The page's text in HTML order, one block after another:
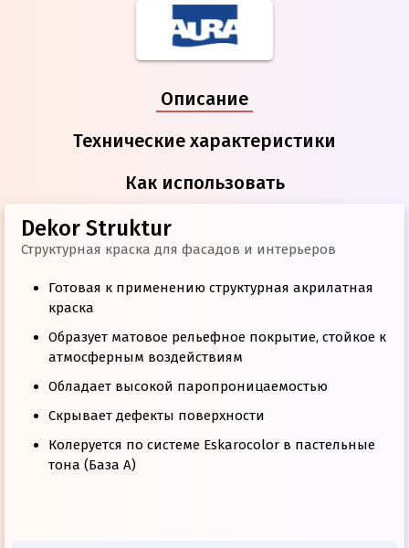
Описание
Технические характеристики
Как использовать
Dekor Struktur
Структурная краска для фасадов и интерьеров
Готовая к применению структурная акрилатная
краска
Образует матовое рельефное покрытие, стойкое к
атмосферным воздействиям
Обладает высокой паропроницаемостью
Скрывает дефекты поверхности
Колеруется по системе Eskarocolor в пастельные
тона (База А)